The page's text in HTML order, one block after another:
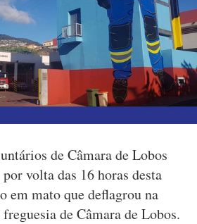
de Câmara de Lobos
volta das 16 horas desta
em mato que deflagrou na
de Câmara de Lobos.